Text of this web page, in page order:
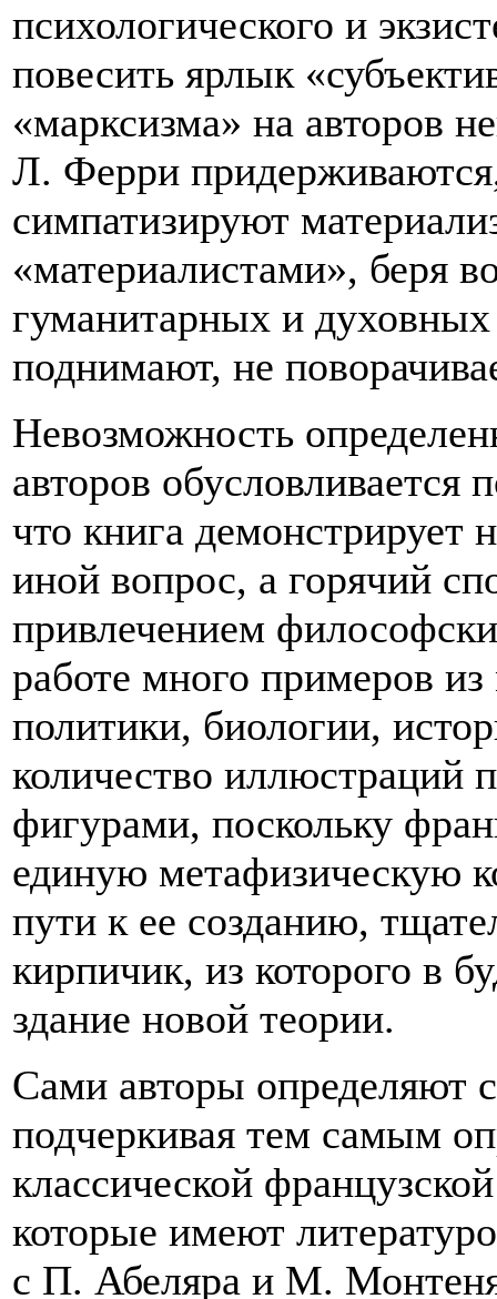
психологического и
повесить ярлык
«марксизма» на авторов
Л. Ферри
симпатизируют
«материалистами», беря
гуманитарных и
поднимают, не
Невозможность
авторов
что книга демонстрирует
иной вопрос, а горячий
привлечением
работе много примеров
политики, биологии,
количество иллюстраций
фигурами, поскольку
единую метафизическую
пути к ее созданию,
кирпичик, из которого в
здание новой теории.
Сами авторы определяют
подчеркивая тем самым
классической
которые имеют
с П. Абеляра и М.